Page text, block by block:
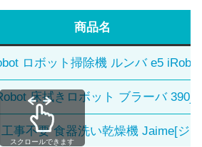
商品名
ロボット掃除機 ルンバ e5 iRobot
床拭きロボット ブラーバ 390j
事不要 食器洗い乾燥機 Jaime[ジ
スクロールできます